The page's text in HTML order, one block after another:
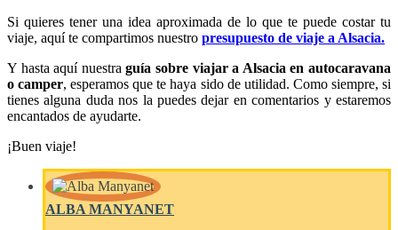
Si quieres tener una idea aproximada de lo que te puede costar tu
viaje, aquí te compartimos nuestro presupuesto de viaje a Alsacia.
Y hasta aquí nuestraguía sobre viajar a Alsacia en autocaravana
o camper, esperamos que te haya sido de utilidad. Como siempre, si
tienes alguna duda nos la puedes dejar en comentarios y estaremos
encantados de ayudarte.
¡Buen viaje!
ALBA MANYANET